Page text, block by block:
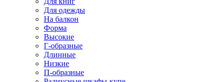
Для одежды
На балкон
Форма
Высокие
Г-образные
Длинные
Низкие
П-образные